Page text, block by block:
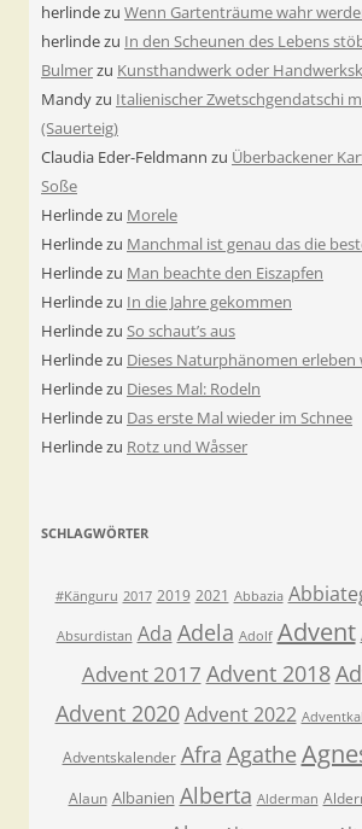
herlindezu Wenn Gartenträume wahr
herlindezu In den Scheunen des Lebens
Bulmerzu Kunsthandwerk oder
Mandyzu Italienischer Zwetschgendatschi
(Sauerteig)
Claudia Eder-Feldmann zu Überbackener
Soße
Herlindezu Morele
Herlindezu Manchmal ist genau das die
Herlindezu Man beachte den Eiszapfen
Herlindezu In die Jahre gekommen
Herlindezu So schaut’s aus
Herlindezu Dieses Naturphänomen erleben
Herlindezu Dieses Mal: Rodeln
Herlindezu Das erste Mal wieder im Schnee
Herlindezu Rotz und Wåsser
SCHLAGWÖRTER
#Känguru 2017 2019 2021 Abbazia
Absurdistan Ada Adela Adolf Advent
Advent 2017 Advent 2018
Advent 2020 Advent 2022
Adventskalender Afra Agathe
Alaun Albanien Alberta Alderman